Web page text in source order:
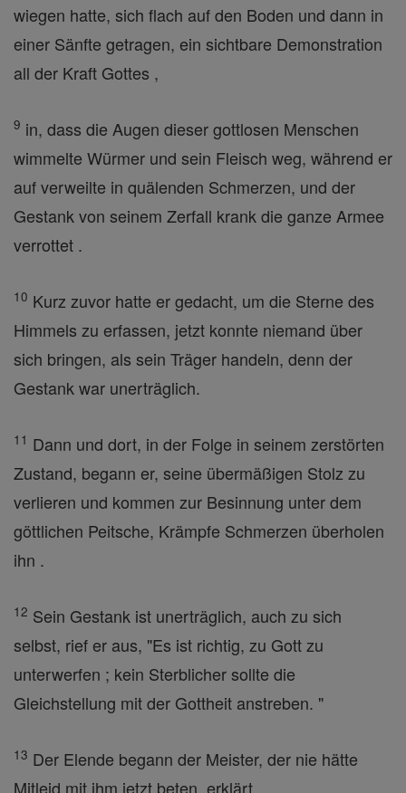
wiegen hatte, sich flach auf den Boden und dann in
einer Sänfte getragen, ein sichtbare Demonstration
all der Kraft Gottes ,
9 in, dass die Augen dieser gottlosen Menschen
wimmelte Würmer und sein Fleisch weg, während er
auf verweilte in quälenden Schmerzen, und der
Gestank von seinem Zerfall krank die ganze Armee
verrottet .
10 Kurz zuvor hatte er gedacht, um die Sterne des
Himmels zu erfassen, jetzt konnte niemand über
sich bringen, als sein Träger handeln, denn der
Gestank war unerträglich.
11 Dann und dort, in der Folge in seinem zerstörten
Zustand, begann er, seine übermäßigen Stolz zu
verlieren und kommen zur Besinnung unter dem
göttlichen Peitsche, Krämpfe Schmerzen überholen
ihn .
12 Sein Gestank ist unerträglich, auch zu sich
selbst, rief er aus, "Es ist richtig, zu Gott zu
unterwerfen ; kein Sterblicher sollte die
Gleichstellung mit der Gottheit anstreben. "
13 Der Elende begann der Meister, der nie hätte
Mitleid mit ihm jetzt beten, erklärt